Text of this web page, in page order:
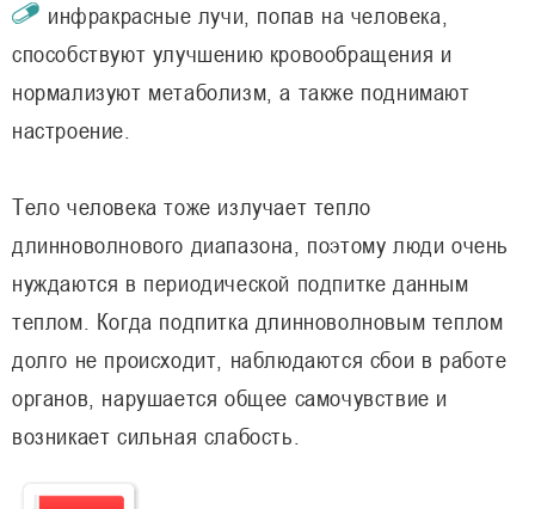
инфракрасные лучи, попав на человека,
способствуют улучшению кровообращения и
нормализуют метаболизм, а также поднимают
настроение.
Тело человека тоже излучает тепло
длинноволнового диапазона, поэтому люди очень
нуждаются в периодической подпитке данным
теплом. Когда подпитка длинноволновым теплом
долго не происходит, наблюдаются сбои в работе
органов, нарушается общее самочувствие и
возникает сильная слабость.